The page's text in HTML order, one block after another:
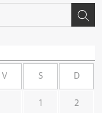
V S D
1 2